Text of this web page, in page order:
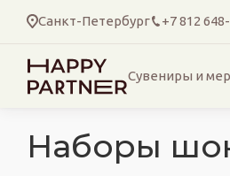
Санкт-Петербург +7 812
Сувениры и
Наборы